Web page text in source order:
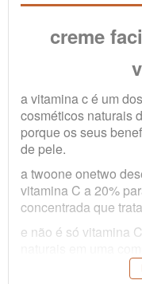
creme
a vitamina c é um
cosméticos naturais
porque os seus
de pele.
a twoone onetwo
vitamina C a 20%
concentrada que
e não é só vitamina